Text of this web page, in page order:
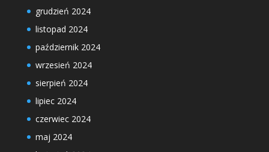
grudzień 2024
listopad 2024
październik 2024
wrzesień 2024
sierpień 2024
lipiec 2024
czerwiec 2024
maj 2024